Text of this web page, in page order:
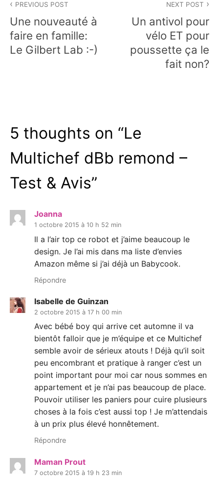
de
l’article
PREVIOUS POST
Une nouveauté à
faire en famille:
Le Gilbert Lab :-)
NEXT POST
Un antivol pour
vélo ET pour
poussette ça le
fait non?
5 thoughts on “Le
Multichef dBb remond –
Test & Avis”
Joanna
1 octobre 2015 à 10 h 52 min
Il a l’air top ce robot et j’aime beaucoup le
design. Je l’ai mis dans ma liste d’envies
Amazon même si j’ai déjà un Babycook.
Répondre
Isabelle de Guinzan
2 octobre 2015 à 17 h 00 min
Avec bébé boy qui arrive cet automne il va
bientôt falloir que je m’équipe et ce Multichef
semble avoir de sérieux atouts ! Déjà qu’il soit
peu encombrant et pratique à ranger c’est un
point important pour moi car nous sommes en
appartement et je n’ai pas beaucoup de place.
Pouvoir utiliser les paniers pour cuire plusieurs
choses à la fois c’est aussi top ! Je m’attendais
à un prix plus élevé honnêtement.
Répondre
Maman Prout
7 octobre 2015 à 19 h 23 min